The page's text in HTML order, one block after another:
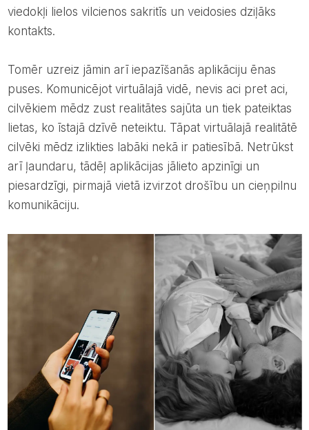
viedokļi lielos vilcienos sakritīs un veidosies dziļāks
kontakts.
Tomēr uzreiz jāmin arī iepazīšanās aplikāciju ēnas
puses. Komunicējot virtuālajā vidē, nevis aci pret aci,
cilvēkiem mēdz zust realitātes sajūta un tiek pateiktas
lietas, ko īstajā dzīvē neteiktu. Tāpat virtuālajā realitātē
cilvēki mēdz izlikties labāki nekā ir patiesībā. Netrūkst
arī ļaundaru, tādēļ aplikācijas jālieto apzinīgi un
piesardzīgi, pirmajā vietā izvirzot drošību un cieņpilnu
komunikāciju.